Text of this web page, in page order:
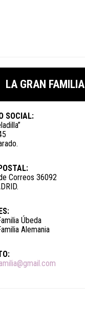
LA GRAN FAMILIA
SOCIAL:
Correos 36092
Úbeda
Alemania